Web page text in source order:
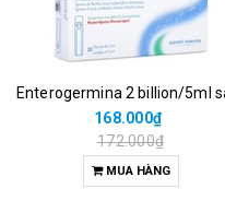
168.000₫
172.000₫
MUA HÀNG